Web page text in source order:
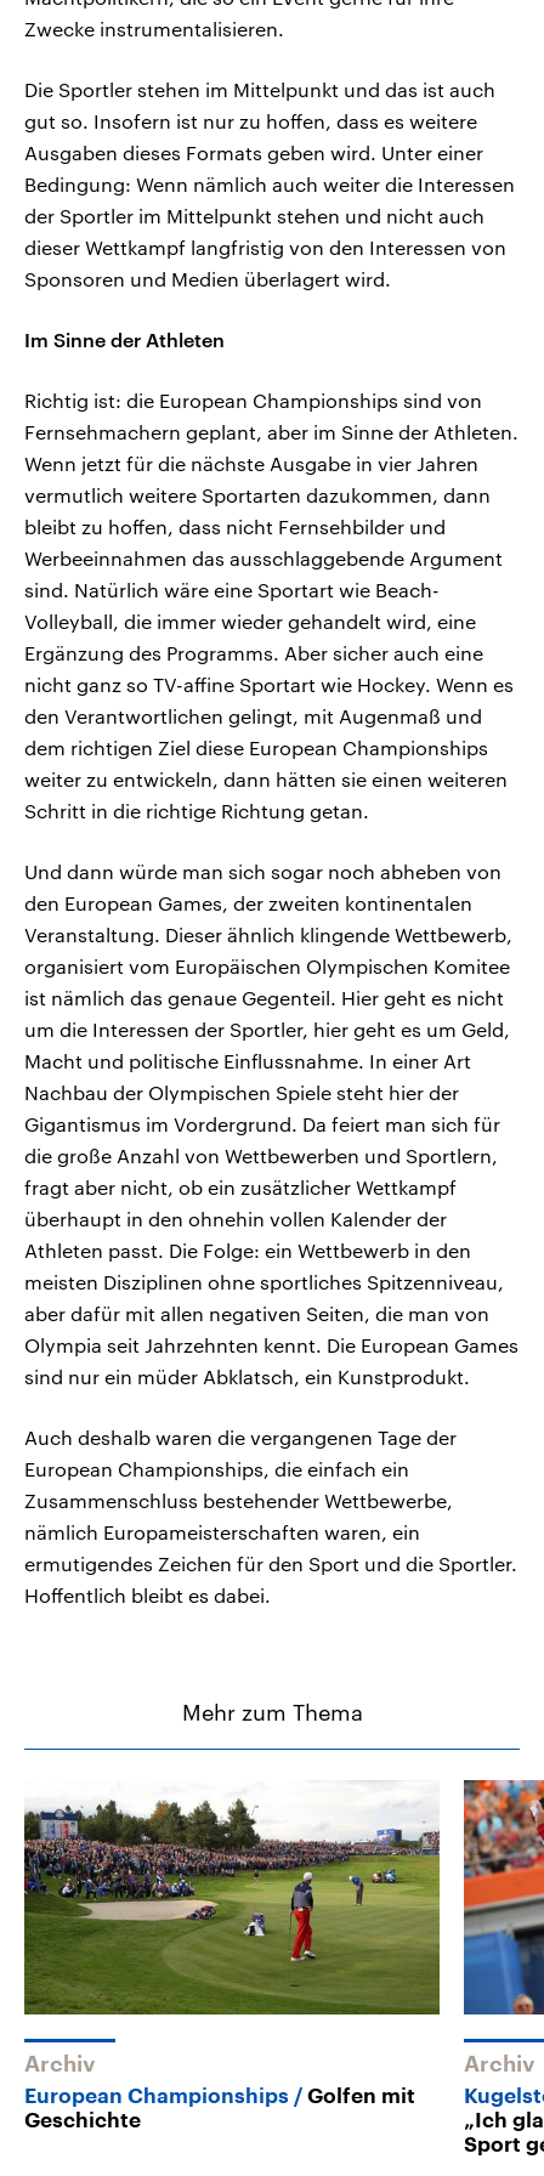
Zwecke instrumentalisieren.
Die Sportler stehen im Mittelpunkt und das ist auch
gut so. Insofern ist nur zu hoffen, dass es weitere
Ausgaben dieses Formats geben wird. Unter einer
Bedingung: Wenn nämlich auch weiter die Interessen
der Sportler im Mittelpunkt stehen und nicht auch
dieser Wettkampf langfristig von den Interessen von
Sponsoren und Medien überlagert wird.
Im Sinne der Athleten
Richtig ist: die European Championships sind von
Fernsehmachern geplant, aber im Sinne der Athleten.
Wenn jetzt für die nächste Ausgabe in vier Jahren
vermutlich weitere Sportarten dazukommen, dann
bleibt zu hoffen, dass nicht Fernsehbilder und
Werbeeinnahmen das ausschlaggebende Argument
sind. Natürlich wäre eine Sportart wie Beach-
Volleyball, die immer wieder gehandelt wird, eine
Ergänzung des Programms. Aber sicher auch eine
nicht ganz so TV-affine Sportart wie Hockey. Wenn es
den Verantwortlichen gelingt, mit Augenmaß und
dem richtigen Ziel diese European Championships
weiter zu entwickeln, dann hätten sie einen weiteren
Schritt in die richtige Richtung getan.
Und dann würde man sich sogar noch abheben von
den European Games, der zweiten kontinentalen
Veranstaltung. Dieser ähnlich klingende Wettbewerb,
organisiert vom Europäischen Olympischen Komitee
ist nämlich das genaue Gegenteil. Hier geht es nicht
um die Interessen der Sportler, hier geht es um Geld,
Macht und politische Einflussnahme. In einer Art
Nachbau der Olympischen Spiele steht hier der
Gigantismus im Vordergrund. Da feiert man sich für
die große Anzahl von Wettbewerben und Sportlern,
fragt aber nicht, ob ein zusätzlicher Wettkampf
überhaupt in den ohnehin vollen Kalender der
Athleten passt. Die Folge: ein Wettbewerb in den
meisten Disziplinen ohne sportliches Spitzenniveau,
aber dafür mit allen negativen Seiten, die man von
Olympia seit Jahrzehnten kennt. Die European Games
sind nur ein müder Abklatsch, ein Kunstprodukt.
Auch deshalb waren die vergangenen Tage der
European Championships, die einfach ein
Zusammenschluss bestehender Wettbewerbe,
nämlich Europameisterschaften waren, ein
ermutigendes Zeichen für den Sport und die Sportler.
Hoffentlich bleibt es dabei.
Mehr zum Thema
Archiv
European Championships
Golfen mit
Geschichte
Archiv
„Ich
Sport